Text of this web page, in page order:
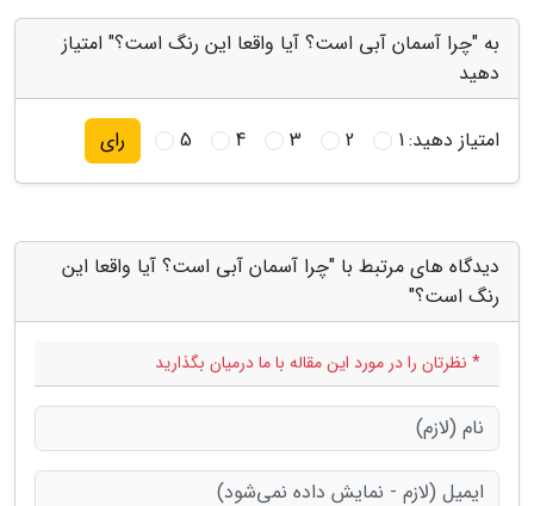
به "چرا آسمان آبی است؟ آیا واقعا این رنگ است؟" امتیاز
دهید
امتیاز دهید:1
2
3
4
5 رای
دیدگاه های مرتبط با "چرا آسمان آبی است؟ آیا واقعا این
رنگ است؟"
* نظرتان را در مورد این مقاله با ما درمیان بگذارید